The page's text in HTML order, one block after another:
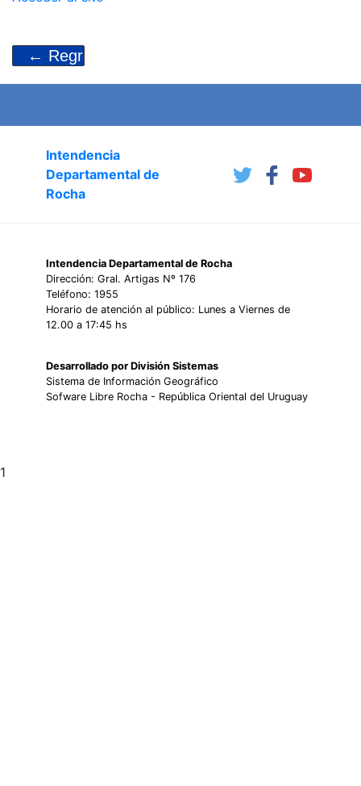
Intendencia
Departamental de
Rocha
Intendencia Departamental de Rocha
Dirección: Gral. Artigas Nº 176
Teléfono: 1955
Horario de atención al público: Lunes a Viernes de
12.00 a 17:45 hs
Desarrollado por División Sistemas
Sistema de Información Geográfico
Sofware Libre Rocha - República Oriental del Uruguay
1